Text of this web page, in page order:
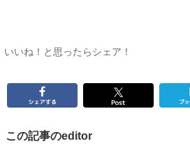
いいね！と思ったらシェア！
この記事のeditor